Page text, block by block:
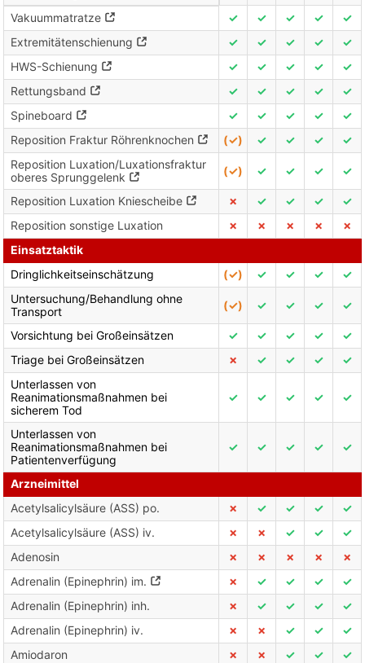
Vakuummatratze
✓ ✓ ✓ ✓
✓
Extremitätenschienung
✓ ✓ ✓ ✓
✓
HWS-Schienung
✓ ✓ ✓ ✓
✓
Rettungsband
✓ ✓ ✓ ✓
✓
Spineboard
✓ ✓ ✓ ✓
✓
Reposition Fraktur Röhrenknochen
(✓) ✓ ✓ ✓
✓
Reposition Luxation/Luxationsfraktur
oberes Sprunggelenk
(✓) ✓ ✓ ✓ ✓
Reposition Luxation Kniescheibe ✗ ✓ ✓ ✓
✓
Reposition sonstige Luxation
✗ ✗ ✗ ✗
✗
Einsatztaktik
Dringlichkeitseinschätzung
(✓) ✓ ✓ ✓
✓
Untersuchung/Behandlung ohne
Transport
(✓) ✓ ✓ ✓ ✓
Vorsichtung bei Großeinsätzen ✓ ✓ ✓ ✓
✓
Triage bei Großeinsätzen
✗ ✓ ✓ ✓
✓
Unterlassen von
Reanimationsmaßnahmen bei
sicherem Tod
✓ ✓ ✓ ✓ ✓
Unterlassen von
Reanimationsmaßnahmen bei
Patientenverfügung
✓ ✓ ✓ ✓ ✓
Arzneimittel
Acetylsalicylsäure (ASS) po.
✗ ✓ ✓ ✓
✓
Acetylsalicylsäure (ASS) iv.
✗ ✗ ✓ ✓
✓
Adenosin
✗ ✗ ✗ ✗
✗
Adrenalin (Epinephrin) im.
✗ ✓ ✓ ✓
✓
Adrenalin (Epinephrin) inh.
✗ ✓ ✓ ✓
✓
Adrenalin (Epinephrin) iv.
✗ ✗ ✓ ✓
✓
Amiodaron
✗ ✗ ✓ ✓
✓